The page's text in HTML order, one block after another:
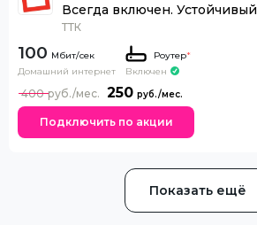
Всегда включен. Устойчивый
ТТК
100
Домашний интернет
Роутер*
Включен
250
400
Подключить по акции
Показать ещё